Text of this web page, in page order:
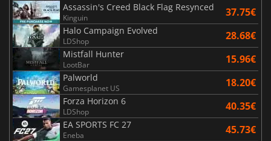
Assassin's Creed Black Flag Resynced
Kinguin 37.75€
Halo Campaign Evolved
LDShop 28.68€
Mistfall Hunter
LootBar 15.96€
Palworld
Gamesplanet US 18.20€
Forza Horizon 6
LDShop 40.35€
EA SPORTS FC 27
Eneba 45.73€